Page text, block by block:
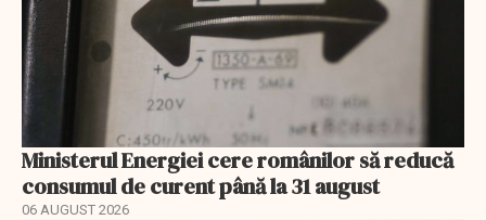
Ministerul Energiei cere românilor să reducă
consumul de curent până la 31 august
06 AUGUST 2026